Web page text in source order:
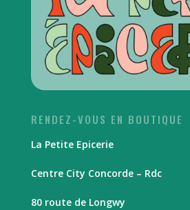
RENDEZ-VOUS EN BOUTIQUE
La Petite Epicerie
Centre City Concorde – Rdc
80 route de Longwy